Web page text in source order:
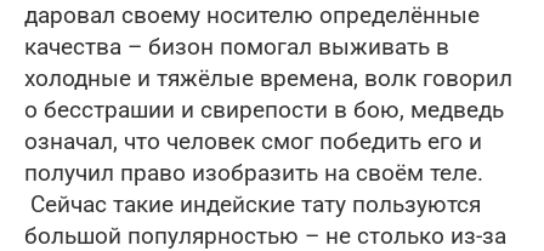
даровал своему носителю определённые
качества – бизон помогал выживать в
холодные и тяжёлые времена, волк говорил
о бесстрашии и свирепости в бою, медведь
означал, что человек смог победить его и
получил право изобразить на своём теле.
Сейчас такие индейские тату пользуются
большой популярностью – не столько из-за